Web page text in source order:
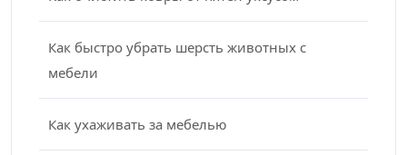
Как быстро убрать шерсть животных с
мебели
Как ухаживать за мебелью